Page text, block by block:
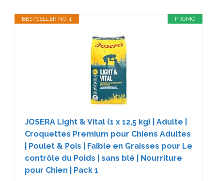
PROMO
BESTSELLER NO. 1
JOSERA Light & Vital (1 x 12,5 kg) | Adulte |
Croquettes Premium pour Chiens Adultes
| Poulet & Pois | Faible en Graisses pour Le
contrôle du Poids | sans blé | Nourriture
pour Chien | Pack 1